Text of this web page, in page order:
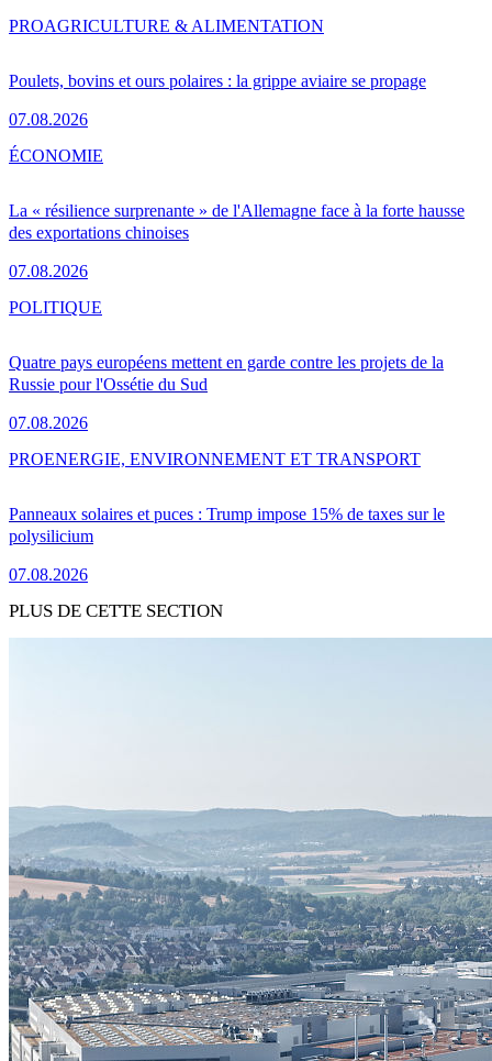
Poulets, bovins et ours polaires : la grippe aviaire se propage
07.08.2026
PROAGRICULTURE & ALIMENTATION
La « résilience surprenante » de l'Allemagne face à la forte hausse
des exportations chinoises
07.08.2026
ÉCONOMIE
Quatre pays européens mettent en garde contre les projets de la
Russie pour l'Ossétie du Sud
07.08.2026
POLITIQUE
Panneaux solaires et puces : Trump impose 15% de taxes sur le
polysilicium
07.08.2026
PROENERGIE, ENVIRONNEMENT ET TRANSPORT
PLUS DE CETTE SECTION